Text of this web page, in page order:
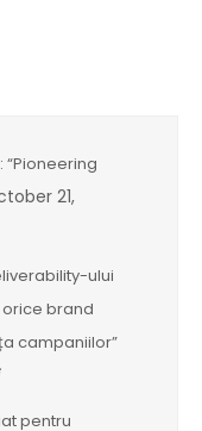
“Pioneering
21,
ului
brand
campaniilor”
pentru